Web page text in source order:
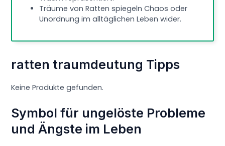
Träume von Ratten spiegeln Chaos oder
Unordnung im alltäglichen Leben wider.
ratten traumdeutung Tipps
Keine Produkte gefunden.
Symbol für ungelöste Probleme
und Ängste im Leben